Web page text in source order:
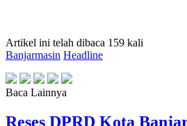
Artikel ini telah dibaca 159 kali
Banjarmasin Headline
Baca Lainnya
Reses DPRD Kota